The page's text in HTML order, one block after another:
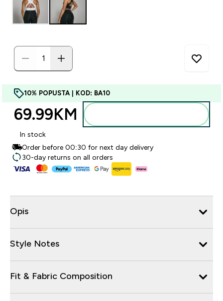
10% POPUSTA | KOD: BA10
69.99KM‎
In stock
Order before 00:30 for next day delivery
30-day returns on all orders
Opis
Style Notes
Fit & Fabric Composition